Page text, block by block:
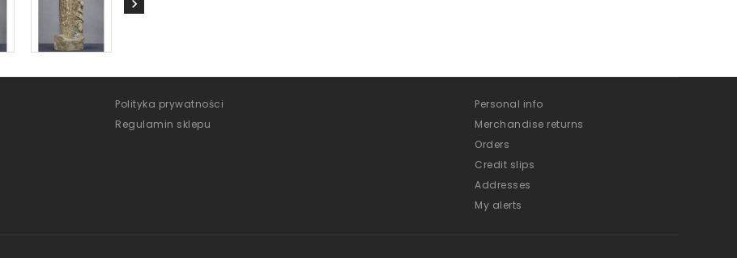
Personal info
Merchandise returns
Orders
Credit slips
Addresses
My alerts
Polityka prywatności
Regulamin sklepu